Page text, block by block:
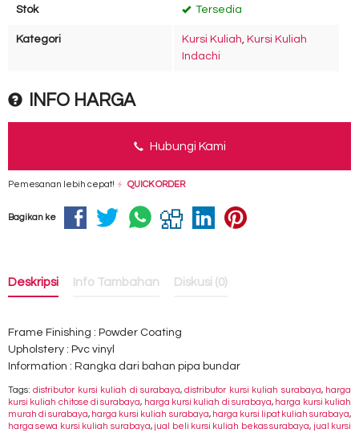
Stok Tersedia
Kategori Kursi Kuliah, Kursi Kuliah
Indachi
INFO HARGA
Hubungi Kami
Pemesanan lebih cepat! QUICK ORDER
Bagikan ke
Deskripsi Info Tambahan Diskusi (0)
Frame Finishing : Powder Coating
Upholstery : Pvc vinyl
Information : Rangka dari bahan pipa bundar
Tags:distributor kursi kuliah di surabaya,distributor kursi kuliah surabaya, harga
kursi kuliah chitose di surabaya, harga kursi kuliah di surabaya, harga kursi kuliah
murah di surabaya, harga kursi kuliah surabaya, harga kursi lipat kuliah surabaya,
harga sewa kursi kuliah surabaya, jual beli kursi kuliah bekas surabaya, jual kursi